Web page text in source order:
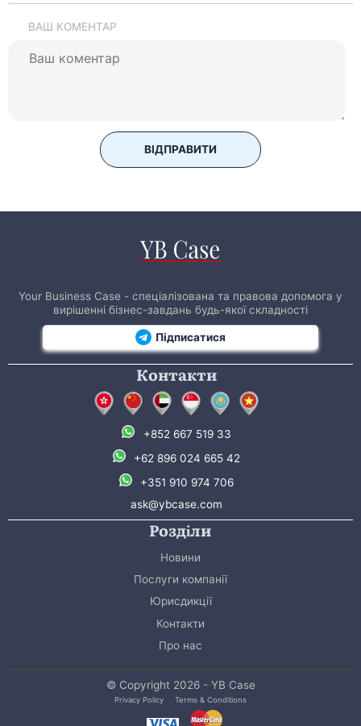
ВАШ КОМЕНТАР
ВІДПРАВИТИ
Your Business Case - спеціалізована та правова допомога у
вирішенні бізнес-завдань будь-якої складності
Підписатися
Контакти
+852 667 519 33
+62 896 024 665 42
+351 910 974 706
ask@ybcase.com
Розділи
Новини
Послуги компанії
Юрисдикції
Контакти
Про нас
© Copyright 2026 - YB Case
Privacy Policy Terms & Conditions